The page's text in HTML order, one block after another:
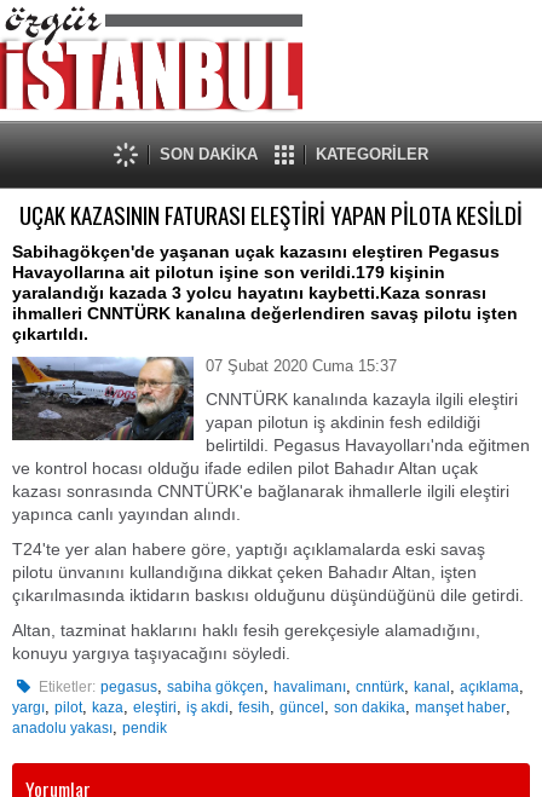
SON DAKİKA KATEGORİLER
UÇAK KAZASININ FATURASI ELEŞTİRİ YAPAN PİLOTA KESİLDİ
Sabihagökçen'de yaşanan uçak kazasını eleştiren Pegasus
Havayollarına ait pilotun işine son verildi.179 kişinin
yaralandığı kazada 3 yolcu hayatını kaybetti.Kaza sonrası
ihmalleri CNNTÜRK kanalına değerlendiren savaş pilotu işten
çıkartıldı.
07 Şubat 2020 Cuma 15:37
CNNTÜRK kanalında kazayla ilgili eleştiri
yapan pilotun iş akdinin fesh edildiği
belirtildi. Pegasus Havayolları'nda eğitmen
ve kontrol hocası olduğu ifade edilen pilot Bahadır Altan uçak
kazası sonrasında CNNTÜRK'e bağlanarak ihmallerle ilgili eleştiri
yapınca canlı yayından alındı.
T24'te yer alan habere göre, yaptığı açıklamalarda eski savaş
pilotu ünvanını kullandığına dikkat çeken Bahadır Altan, işten
çıkarılmasında iktidarın baskısı olduğunu düşündüğünü dile getirdi.
Altan, tazminat haklarını haklı fesih gerekçesiyle alamadığını,
konuyu yargıya taşıyacağını söyledi.
Etiketler: pegasus,sabiha gökçen,havalimanı,cnntürk,kanal ,açıklama,
yargı, pilot, kaza, eleştiri, iş akdi, fesih, güncel , son dakika, manşet haber,
anadolu yakası, pendik
Yorumlar